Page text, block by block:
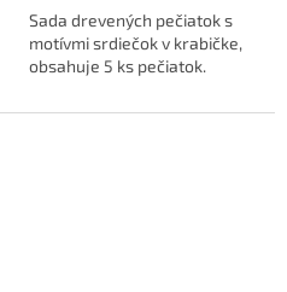
Sada drevených pečiatok s
motívmi srdiečok v krabičke,
obsahuje 5 ks pečiatok.